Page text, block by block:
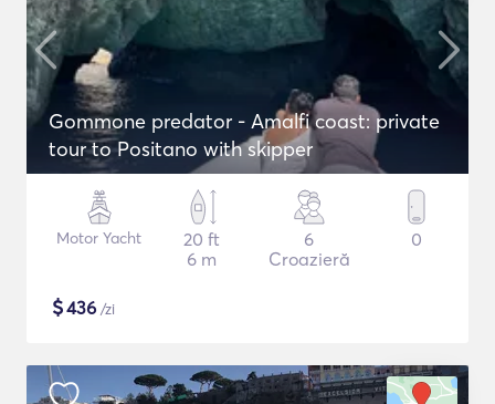
Gommone predator - Amalfi coast: private
tour to Positano with skipper
Motor Yacht
20 ft
6 m
6
Croazieră
0
$436 /zi